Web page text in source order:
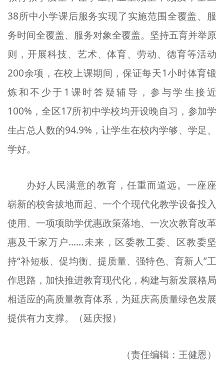
38所中小学课后服务实现了实施范围全覆盖、服
务时间全覆盖、服务对象全覆盖。坚持五育并举原
则，开展科技、艺术、体育、劳动、德育等活动
200余项，在校上课期间，保证每天1小时体育锻
炼和不少于1课时答疑辅导，参与学生接近
100%，全区17所初中学校均开设晚自习，参加学
生占总人数的94.9%，让学生在校内学够、学足、
学好。
办好人民满意的教育，任重而道远。一座座
崭新的校舍拔地而起、一个个现代化教学设备投入
使用、一项项助学优惠政策落地、一次次教育改革
惠及千家万户……未来，区委教工委、区教委坚
持“补短板、促均衡、提质量、强特色、育新人”工
作思路，加快推进教育现代化，构建与新发展格局
相适应的高质量教育体系，为延庆高质量绿色发展
提供有力支撑。（延庆报）
（责任编辑：王健恩）